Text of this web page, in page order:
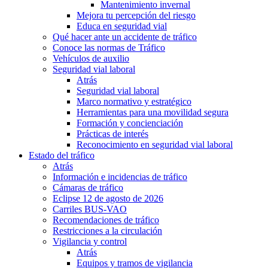
Mantenimiento invernal
Mejora tu percepción del riesgo
Educa en seguridad vial
Qué hacer ante un accidente de tráfico
Conoce las normas de Tráfico
Vehículos de auxilio
Seguridad vial laboral
Atrás
Seguridad vial laboral
Marco normativo y estratégico
Herramientas para una movilidad segura
Formación y concienciación
Prácticas de interés
Reconocimiento en seguridad vial laboral
Estado del tráfico
Atrás
Información e incidencias de tráfico
Cámaras de tráfico
Eclipse 12 de agosto de 2026
Carriles BUS-VAO
Recomendaciones de tráfico
Restricciones a la circulación
Vigilancia y control
Atrás
Equipos y tramos de vigilancia